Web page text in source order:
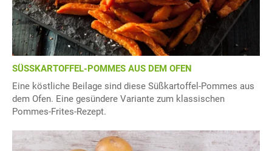
SÜSSKARTOFFEL-POMMES AUS DEM OFEN
Eine köstliche Beilage sind diese Süßkartoffel-Pommes aus
dem Ofen. Eine gesündere Variante zum klassischen
Pommes-Frites-Rezept.